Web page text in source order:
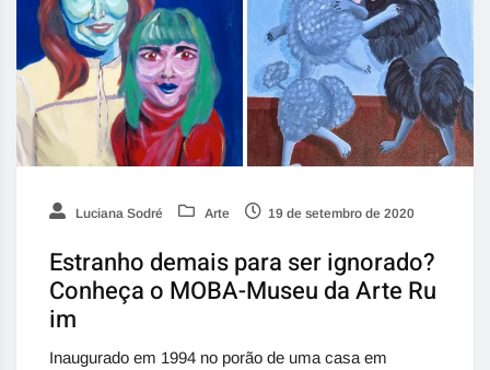
Luciana Sodré Arte 19 de setembro de 2020
Estranho demais para ser ignorado?
Conheça o MOBA-Museu da Arte Ru
im
Inaugurado em 1994 no porão de uma casa em